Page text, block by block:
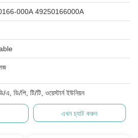
000A 49250166000A
এ, ডি/পি, টি/টি, ওয়েস্টার্ন ইউনিয়ন
এখন চ্যাট করুন